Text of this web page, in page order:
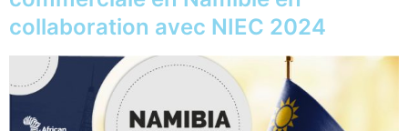
collaboration avec NIEC 2024